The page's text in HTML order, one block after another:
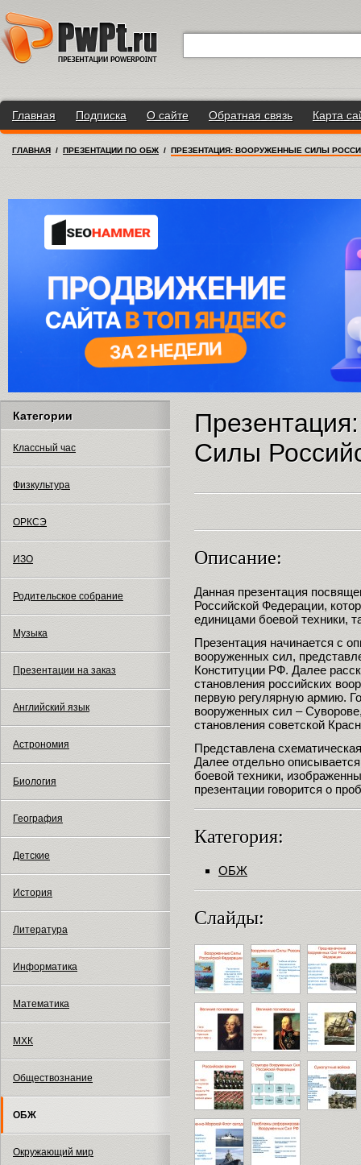
Главная Подписка О сайте Обратная связь Карта
ГЛАВНАЯ / ПРЕЗЕНТАЦИИ ПО ОБЖ / ПРЕЗЕНТАЦИЯ: ВООРУЖЕННЫЕ СИЛЫ
Категории
Классный час
Физкультура
ОРКСЭ
ИЗО
Родительское собрание
Музыка
Презентации на заказ
Английский язык
Астрономия
Биология
География
Детские
История
Литература
Информатика
Математика
МХК
Обществознание
ОБЖ
Окружающий мир
Силы
Описание:
Данная презентация
Российской Федерации,
единицами боевой техники,
Презентация начинается с
вооруженных сил,
Конституции РФ. Далее
становления российских
первую регулярную армию.
вооруженных сил –
становления советской
Представлена
Далее отдельно
боевой техники,
презентации говорится о
Категория:
ОБЖ
Слайды: